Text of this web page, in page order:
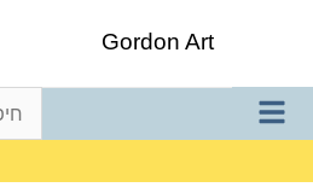
Gordon Art